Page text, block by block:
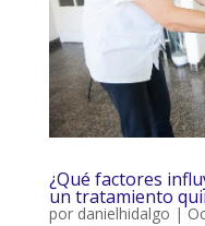
¿Qué factores
un tratamiento
por danielhidalgo |